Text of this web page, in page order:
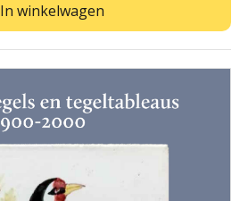
In winkelwagen